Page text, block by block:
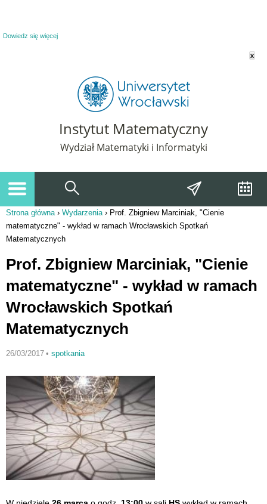
Dowiedz się więcej
x
Instytut Matematyczny
Wydział Matematyki i Informatyki
Jesteś tutaj
Strona główna› Wydarzenia› Prof. Zbigniew Marciniak, "Cienie
matematyczne" - wykład w ramach Wrocławskich Spotkań
Matematycznych
Prof. Zbigniew Marciniak, "Cienie
matematyczne" - wykład w ramach
Wrocławskich Spotkań
Matematycznych
26/03/2017 • spotkania